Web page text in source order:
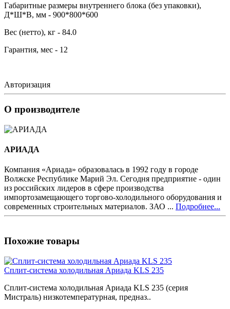
Габаритные размеры внутреннего блока (без упаковки),
Д*Ш*В, мм - 900*800*600
Вес (нетто), кг - 84.0
Гарантия, мес - 12
Авторизация
О производителе
АРИАДА
Компания «Ариада» образовалась в 1992 году в городе
Волжске Республике Марий Эл. Сегодня предприятие - один
из российских лидеров в сфере производства
импортозамещающего торгово-холодильного оборудования и
современных строительных материалов. ЗАО ... Подробнее...
Похожие товары
Сплит-система холодильная Ариада KLS 235
Сплит-система холодильная Ариада KLS 235 (серия
Мистраль) низкотемпературная, предназ..